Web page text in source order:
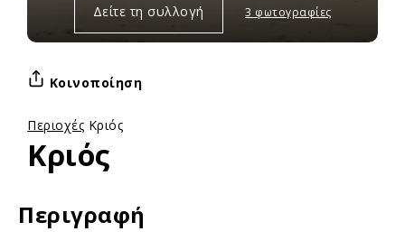
Δείτε τη συλλογή 3 φωτογραφίες
Περιοχές Κριός
Κριός
Κοινοποίηση
Περιγραφή